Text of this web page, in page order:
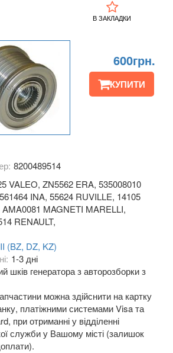
keyboard_arrow_down
keyboard_arrow_down
keyboard_arrow_down
keyboard_arrow_down
keyboard_arrow_down
600грн.
КУПИТИ
В ЗАКЛАДКИ
8200489514
VALEO, ZN5562 ERA, 535008010
INA, 55624 RUVILLE, 14105
MAGNETI MARELLI,
RENAULT,
(BZ, DZ, KZ)
1-3 дні
шків генератора з авторозборки з
можна здійснити на картку
платіжними системами Visa та
при отриманні у відділенні
служби у Вашому місті (залишок